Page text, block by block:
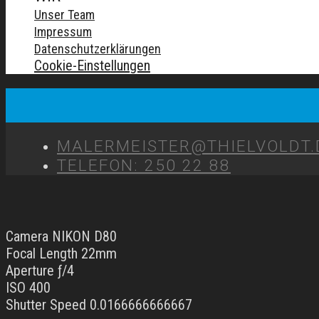
Unser Team
Impressum
Datenschutzerklärungen
Cookie-Einstellungen
TELEFON: 250 22 88
Camera NIKON D80
Focal Length 22mm
Aperture ƒ/4
ISO 400
Shutter Speed 0.0166666666667